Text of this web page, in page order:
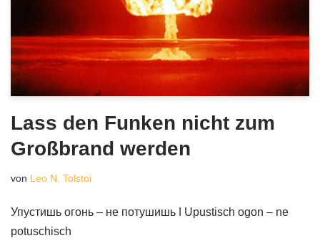
Lass den Funken nicht zum
Großbrand werden
von Leo N. Tolstoi
Упустишь огонь – не потушишь ǀ Upustisch ogon – ne
potuschisch